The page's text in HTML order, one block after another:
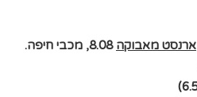
ארנסט מאבוקה 8.08, מכבי חיפה.